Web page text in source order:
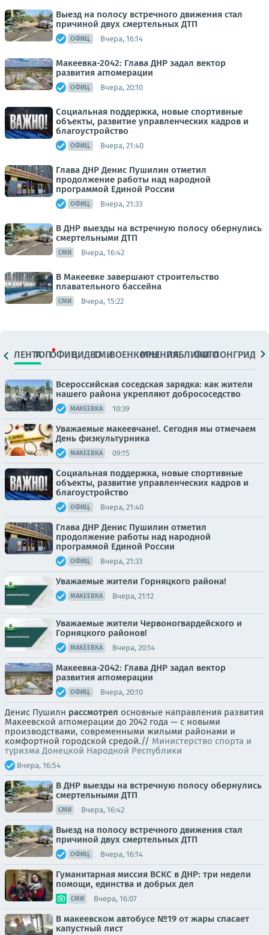
Выезд на полосу встречного движения стал
причиной двух смертельных ДТП
ОФИЦ. Вчера, 16:14
Макеевка-2042: Глава ДНР задал вектор
развития агломерации
ОФИЦ. Вчера, 20:10
Социальная поддержка, новые спортивные
объекты, развитие управленческих кадров и
благоустройство
ОФИЦ. Вчера, 21:40
Глава ДНР Денис Пушилин отметил
продолжение работы над народной
программой Единой России
ОФИЦ. Вчера, 21:33
В ДНР выезды на встречную полосу обернулись
смертельными ДТП
СМИ Вчера, 16:42
В Макеевке завершают строительство
плавательного бассейна
СМИ Вчера, 15:22
ЛЕНТАТОПОФИЦ.ВИДЕОСМИВОЕНКОРЫМНЕНИЯПАБЛИКИ
ФОТОЛОНГРИДЫ
Всероссийская соседская зарядка: как жители
нашего района укрепляют добрососедство
МАКЕЕВКА 10:39
Уважаемые макеевчане!. Сегодня мы отмечаем
День физкультурника
МАКЕЕВКА 09:15
Социальная поддержка, новые спортивные
объекты, развитие управленческих кадров и
благоустройство
ОФИЦ. Вчера, 21:40
Глава ДНР Денис Пушилин отметил
продолжение работы над народной
программой Единой России
ОФИЦ. Вчера, 21:33
Уважаемые жители Горняцкого района!
МАКЕЕВКА Вчера, 21:12
Уважаемые жители Червоногвардейского и
Горняцкого районов!
МАКЕЕВКА Вчера, 20:14
Макеевка-2042: Глава ДНР задал вектор
развития агломерации
ОФИЦ. Вчера, 20:10
Денис Пушилн рассмотрел основные направления развития
Макеевской агломерации до 2042 года — с новыми
производствами, современными жилыми районами и
комфортной городской средой.// Министерство спорта и
туризма Донецкой Народной Республики
Вчера, 16:54
В ДНР выезды на встречную полосу обернулись
смертельными ДТП
СМИ Вчера, 16:42
Выезд на полосу встречного движения стал
причиной двух смертельных ДТП
ОФИЦ. Вчера, 16:14
Гуманитарная миссия ВСКС в ДНР: три недели
помощи, единства и добрых дел
СМИ Вчера, 16:07
В макеевском автобусе №19 от жары спасает
капустный лист